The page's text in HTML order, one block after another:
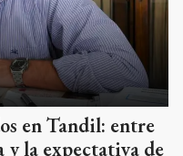
en Tandil: entre
y la expectativa de